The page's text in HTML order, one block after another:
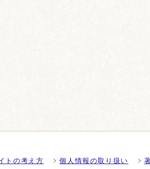
トの考え方 個人情報の取り扱い